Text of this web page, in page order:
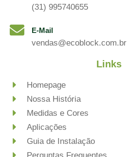
(31) 995740655
E-Mail
vendas@ecoblock.com.br
Links
Homepage
Nossa História
Medidas e Cores
Aplicações
Guia de Instalação
Perguntas Frequentes